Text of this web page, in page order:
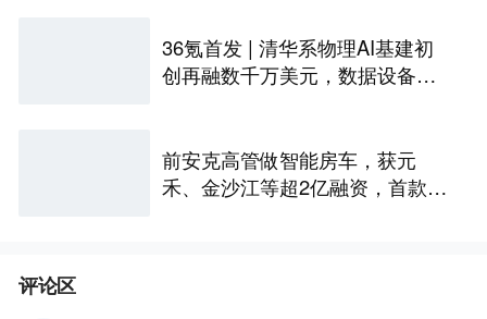
36氪首发 | 清华系物理AI基建初
创再融数千万美元，数据设备进
前安克高管做智能房车，获元
禾、金沙江等超2亿融资，首款产
评论区